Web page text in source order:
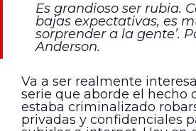
Es grandioso ser rubia.
bajas expectativas, es
sorprender a la gente’.
Anderson.
Va a ser realmente
serie que aborde el hecho
estaba criminalizado
privadas y confidenciales